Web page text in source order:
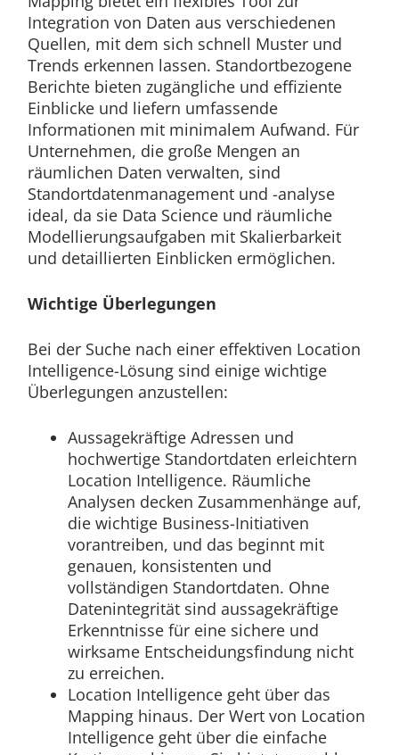
Integration von Daten aus verschiedenen
Quellen, mit dem sich schnell Muster und
Trends erkennen lassen. Standortbezogene
Berichte bieten zugängliche und effiziente
Einblicke und liefern umfassende
Informationen mit minimalem Aufwand. Für
Unternehmen, die große Mengen an
räumlichen Daten verwalten, sind
Standortdatenmanagement und -analyse
ideal, da sie Data Science und räumliche
Modellierungsaufgaben mit Skalierbarkeit
und detaillierten Einblicken ermöglichen.
Wichtige Überlegungen
Bei der Suche nach einer effektiven Location
Intelligence-Lösung sind einige wichtige
Überlegungen anzustellen:
Aussagekräftige Adressen und
hochwertige Standortdaten erleichtern
Location Intelligence. Räumliche
Analysen decken Zusammenhänge auf,
die wichtige Business-Initiativen
vorantreiben, und das beginnt mit
genauen, konsistenten und
vollständigen Standortdaten. Ohne
Datenintegrität sind aussagekräftige
Erkenntnisse für eine sichere und
wirksame Entscheidungsfindung nicht
zu erreichen.
Location Intelligence geht über das
Mapping hinaus. Der Wert von Location
Intelligence geht über die einfache